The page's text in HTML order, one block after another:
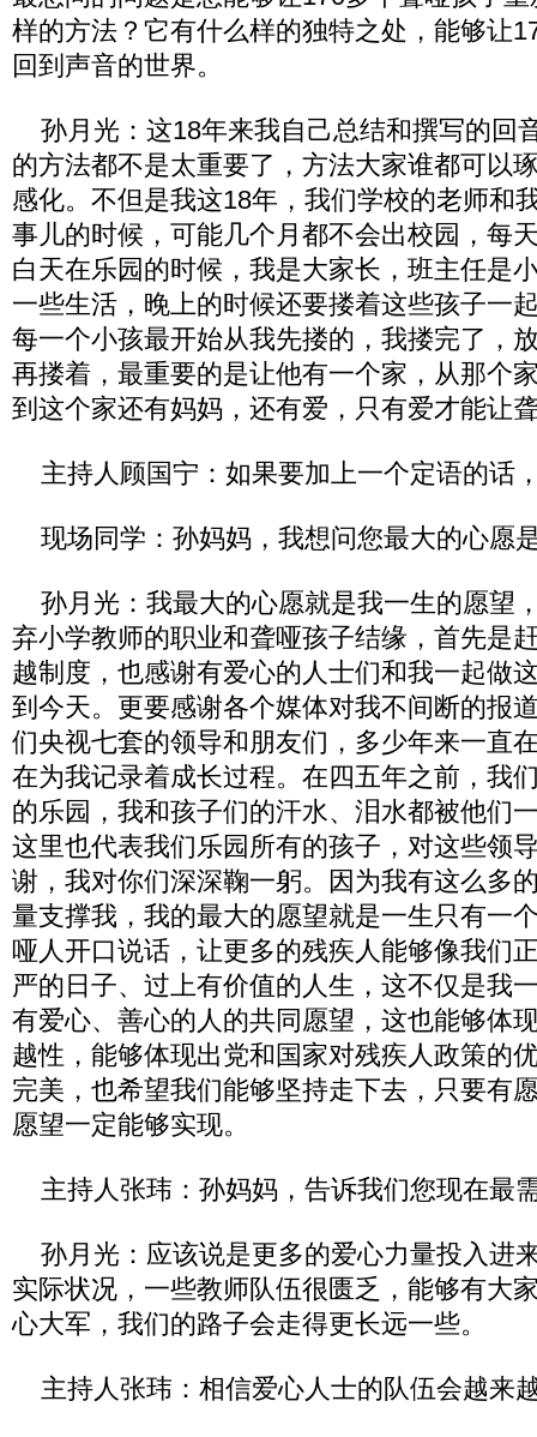
样的方法？它有什么样的独特之处，能够让
回到声音的世界。
孙月光：这18年来我自己总结和撰写的回
的方法都不是太重要了，方法大家谁都可以
感化。不但是我这18年，我们学校的老师和
事儿的时候，可能几个月都不会出校园，每
白天在乐园的时候，我是大家长，班主任是
一些生活，晚上的时候还要搂着这些孩子一
每一个小孩最开始从我先搂的，我搂完了，
再搂着，最重要的是让他有一个家，从那个
到这个家还有妈妈，还有爱，只有爱才能让
主持人顾国宁：如果要加上一个定语的话
现场同学：孙妈妈，我想问您最大的心愿
孙月光：我最大的心愿就是我一生的愿望
弃小学教师的职业和聋哑孩子结缘，首先是
越制度，也感谢有爱心的人士们和我一起做
到今天。更要感谢各个媒体对我不间断的报
们央视七套的领导和朋友们，多少年来一直
在为我记录着成长过程。在四五年之前，我
的乐园，我和孩子们的汗水、泪水都被他们
这里也代表我们乐园所有的孩子，对这些领
谢，我对你们深深鞠一躬。因为我有这么多
量支撑我，我的最大的愿望就是一生只有一
哑人开口说话，让更多的残疾人能够像我们
严的日子、过上有价值的人生，这不仅是我
有爱心、善心的人的共同愿望，这也能够体
越性，能够体现出党和国家对残疾人政策的
完美，也希望我们能够坚持走下去，只要有
愿望一定能够实现。
主持人张玮：孙妈妈，告诉我们您现在最
孙月光：应该说是更多的爱心力量投入进
实际状况，一些教师队伍很匮乏，能够有大
心大军，我们的路子会走得更长远一些。
主持人张玮：相信爱心人士的队伍会越来